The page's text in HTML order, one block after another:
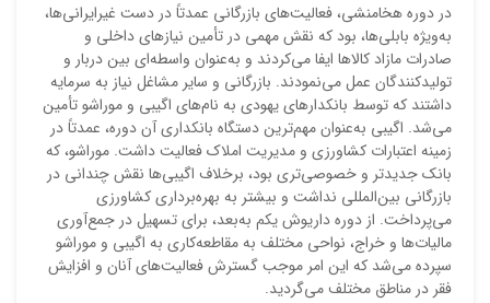
در دوره هخامنشی، فعالیت‌های بازرگانی عمدتاً در دست غیرایرانی‌ها،
به‌ویژه بابلی‌ها، بود که نقش مهمی در تأمین نیازهای داخلی و
صادرات مازاد کالاها ایفا می‌کردند و به‌عنوان واسطه‌ای بین دربار و
تولیدکنندگان عمل می‌نمودند. بازرگانی و سایر مشاغل نیاز به سرمایه
داشتند که توسط بانکدارهای یهودی به نام‌های اگیبی و موراشو تأمین
می‌شد. اگیبی به‌عنوان مهم‌ترین دستگاه بانکداری آن دوره، عمدتاً در
زمینه اعتبارات کشاورزی و مدیریت املاک فعالیت داشت. موراشو، که
بانک جدیدتر و خصوصی‌تری بود، برخلاف اگیبی‌ها نقش چندانی در
بازرگانی بین‌المللی نداشت و بیشتر به بهره‌برداری کشاورزی
می‌پرداخت. از دوره داریوش یکم به‌بعد، برای تسهیل در جمع‌آوری
مالیات‌ها و خراج، نواحی مختلف به مقاطعه‌کاری به اگیبی و موراشو
سپرده می‌شد که این امر موجب گسترش فعالیت‌های آنان و افزایش
فقر در مناطق مختلف می‌گردید.